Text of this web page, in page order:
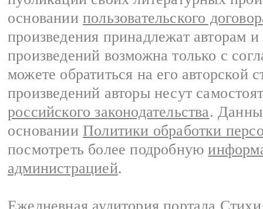
основании пользовательского
произведения принадлежат авторам
произведений возможна только с
можете обратиться на его авторской
произведений авторы несут
российского законодательства.
основании Политики обработки
посмотреть более подробную
администрацией.
Ежедневная аудитория портала